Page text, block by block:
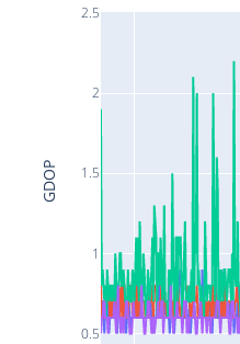
0.5
1
1.5
2
2.5
GDOP